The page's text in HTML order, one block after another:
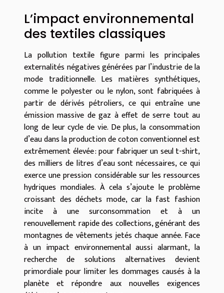
L’impact environnemental
des textiles classiques
La pollution textile figure parmi les principales
externalités négatives générées par l’industrie de la
mode traditionnelle. Les matières synthétiques,
comme le polyester ou le nylon, sont fabriquées à
partir de dérivés pétroliers, ce qui entraîne une
émission massive de gaz à effet de serre tout au
long de leur cycle de vie. De plus, la consommation
d’eau dans la production de coton conventionnel est
extrêmement élevée : pour fabriquer un seul t-shirt,
des milliers de litres d’eau sont nécessaires, ce qui
exerce une pression considérable sur les ressources
hydriques mondiales. À cela s’ajoute le problème
croissant des déchets mode, car la fast fashion
incite à une surconsommation et à un
renouvellement rapide des collections, générant des
montagnes de vêtements jetés chaque année. Face
à un impact environnemental aussi alarmant, la
recherche de solutions alternatives devient
primordiale pour limiter les dommages causés à la
planète et répondre aux nouvelles exigences